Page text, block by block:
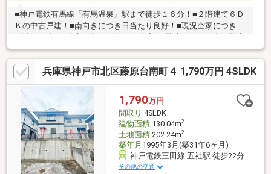
■神戸電鉄有馬線「有馬温泉」駅まで徒歩１６分！■２階建て６Ｄ
Ｋの中古戸建！■南向きにつき日当たり良好！■現況空家につき即
台数は車種による。）□別途増築未登記部分有り（2階北側2室）□
司法書士は売主指定その他の物件もご紹介可能です。お客様のご
希望に沿ってご提案いたしますので、お気軽にお問い合わせくだ
さい。また、「購入に関しての住宅ローン」、「火災保険」や当
社グループ会社の株式会社福屋工務店にて「リフォーム・注文住
宅」のご提案も可能です。不動産については当社【株式会社福屋
不動産販売】にお任せください！
兵庫県神戸市北区藤原台南町４ 1,790万円 4SLDK
1,790万円
間取り 4SLDK
建物面積130.04m2
土地面積202.24m2
築年月 1995年3月(築31年6ヶ月)
神戸電鉄三田線 五社駅 徒歩22分
その他の交通